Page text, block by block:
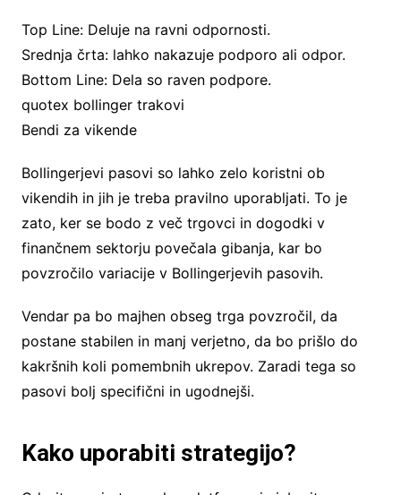
Top Line: Deluje na ravni odpornosti.
Srednja črta: lahko nakazuje podporo ali odpor.
Bottom Line: Dela so raven podpore.
quotex bollinger trakovi
Bendi za vikende
Bollingerjevi pasovi so lahko zelo koristni ob
vikendih in jih je treba pravilno uporabljati. To je
zato, ker se bodo z več trgovci in dogodki v
finančnem sektorju povečala gibanja, kar bo
povzročilo variacije v Bollingerjevih pasovih.
Vendar pa bo majhen obseg trga povzročil, da
postane stabilen in manj verjetno, da bo prišlo do
kakršnih koli pomembnih ukrepov. Zaradi tega so
pasovi bolj specifični in ugodnejši.
Kako uporabiti strategijo?